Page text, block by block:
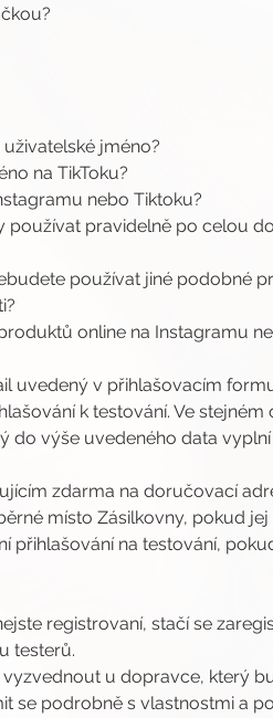
jméno?
na TikToku?
nebo Tiktoku?
pravidelně po celou
používat jiné podobné
online na Instagramu
uvedený v přihlašovacím
k testování. Ve
do výše uvedeného data
zdarma na doručovací
místo Zásilkovny, pokud
přihlašování na testování,
registrovaní, stačí se
testerů.
u dopravce, který
se podrobně s vlastnostmi a